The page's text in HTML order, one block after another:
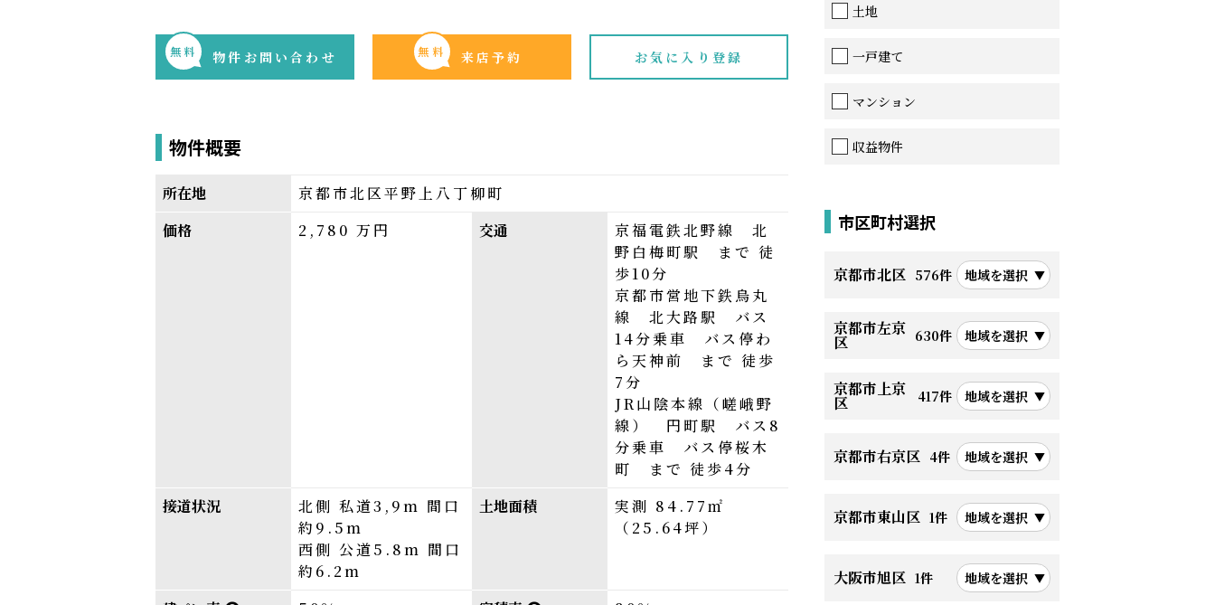
無料 物件お問い合わせ 無料 来店予約 お気に入り登録
物件概要
所在地
京都市北区平野上八丁柳町
価格
2,780 万円 交通
京福電鉄北野線 北
野白梅町駅 まで 徒
歩10分
京都市営地下鉄烏丸
線 北大路駅 バス
14分乗車 バス停わ
ら天神前 まで 徒歩
7分
JR山陰本線（嵯峨野
線） 円町駅 バス8
分乗車 バス停桜木
町 まで 徒歩4分
接道状況
北側 私道3,9m 間口
約9.5m
西側 公道5.8m 間口
約6.2m
土地面積
実測 84.77㎡
（25.64坪）
土地
一戸建て
マンション
収益物件
市区町村選択
京都市北区 576件 地域を選択
京都市左京
区 630件 地域を選択
京都市上京
区 417件 地域を選択
京都市右京区 4件 地域を選択
京都市東山区 1件 地域を選択
大阪市旭区 1件 地域を選択